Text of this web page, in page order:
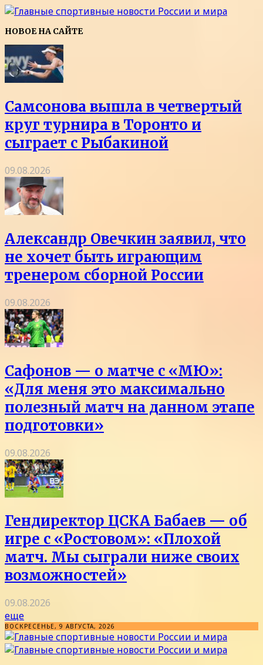
НОВОЕ НА САЙТЕ
Самсонова вышла в четвертый
круг турнира в Торонто и
сыграет с Рыбакиной
09.08.2026
Александр Овечкин заявил, что
не хочет быть играющим
тренером сборной России
09.08.2026
Сафонов — о матче с «МЮ»:
«Для меня это максимально
полезный матч на данном этапе
подготовки»
09.08.2026
Гендиректор ЦСКА Бабаев — об
игре с «Ростовом»: «Плохой
матч. Мы сыграли ниже своих
возможностей»
09.08.2026
еще
ВОСКРЕСЕНЬЕ, 9 АВГУСТА, 2026